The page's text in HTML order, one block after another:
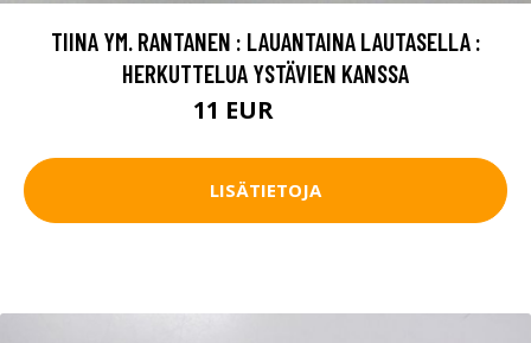
TIINA YM. RANTANEN : LAUANTAINA LAUTASELLA :
HERKUTTELUA YSTÄVIEN KANSSA
11 EUR
LISÄTIETOJA